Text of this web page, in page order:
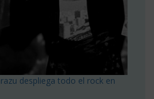
despliega todo el rock en